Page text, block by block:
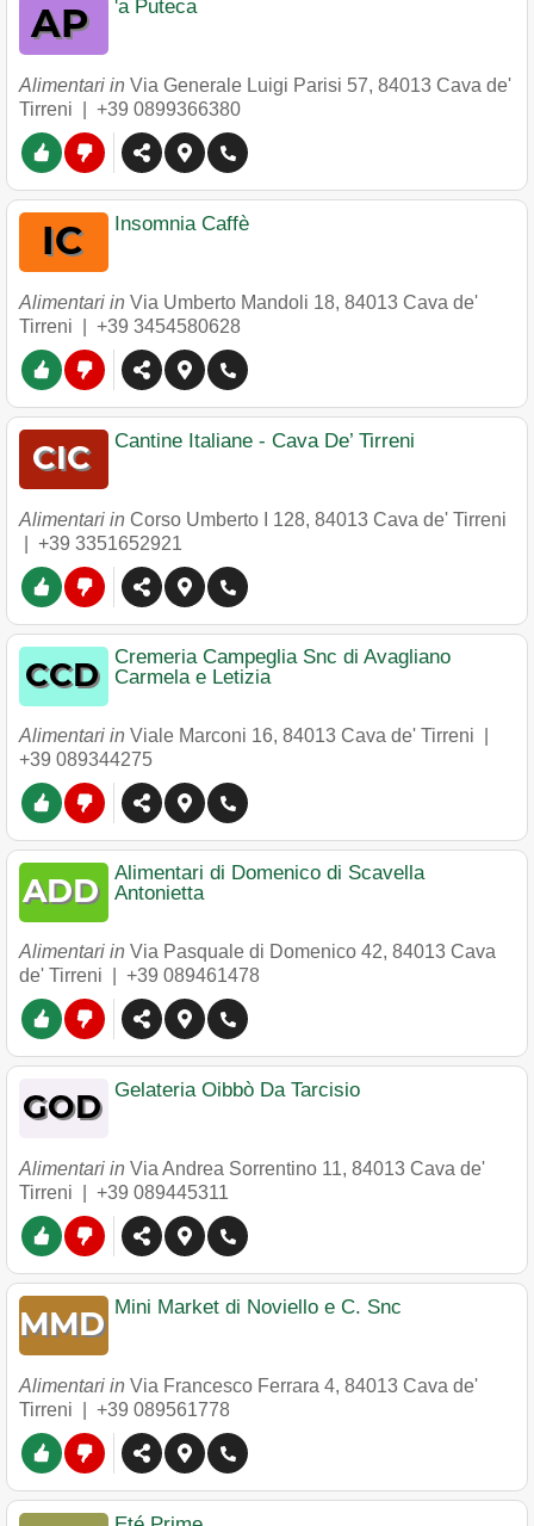
'a Puteca
Alimentari in Via Generale Luigi Parisi 57, 84013 Cava de'
Tirreni
+39 0899366380
Insomnia Caffè
Alimentari in Via Umberto Mandoli 18, 84013 Cava de'
Tirreni
+39 3454580628
Cantine Italiane - Cava De’ Tirreni
Alimentari in Corso Umberto I 128, 84013 Cava de' Tirreni
+39 3351652921
Cremeria Campeglia Snc di Avagliano
Carmela e Letizia
Alimentari in Viale Marconi 16, 84013 Cava de' Tirreni
+39 089344275
Alimentari di Domenico di Scavella
Antonietta
Alimentari in Via Pasquale di Domenico 42, 84013 Cava
de' Tirreni
+39 089461478
Gelateria Oibbò Da Tarcisio
Alimentari in Via Andrea Sorrentino 11, 84013 Cava de'
Tirreni
+39 089445311
Mini Market di Noviello e C. Snc
Alimentari in Via Francesco Ferrara 4, 84013 Cava de'
Tirreni
+39 089561778